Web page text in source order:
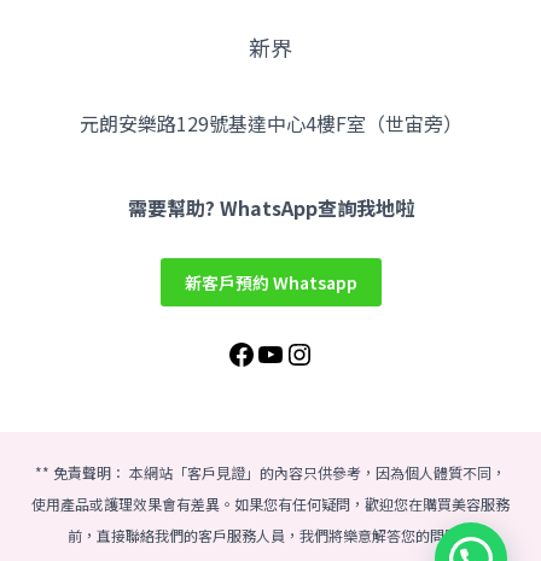
新界
元朗安樂路129號基達中心4樓F室（世宙旁）
需要幫助? WhatsApp查詢我地啦
新客戶預約 Whatsapp
Facebook
YouTube
Instagram
** 免責聲明： 本網站「客戶見證」的內容只供參考，因為個人體質不同，
使用產品或護理效果會有差異。如果您有任何疑問，歡迎您在購買美容服務
前，直接聯絡我們的客戶服務人員，我們將樂意解答您的問題。